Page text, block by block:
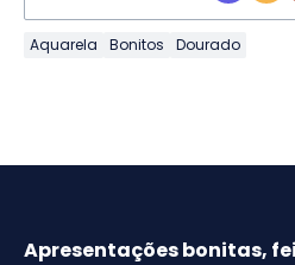
Aquarela Bonitos Dourado
Apresentações bonitas,